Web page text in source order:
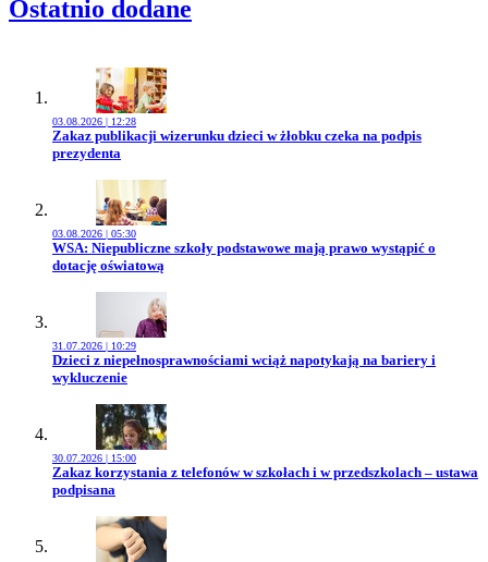
Ostatnio dodane
03.08.2026 | 12:28
Przejdź do artykułu:
Zakaz publikacji wizerunku dzieci w żłobku czeka na podpis
prezydenta
03.08.2026 | 05:30
Przejdź do artykułu:
WSA: Niepubliczne szkoły podstawowe mają prawo wystąpić o
dotację oświatową
31.07.2026 | 10:29
Przejdź do artykułu:
Dzieci z niepełnosprawnościami wciąż napotykają na bariery i
wykluczenie
30.07.2026 | 15:00
Przejdź do artykułu:
Zakaz korzystania z telefonów w szkołach i w przedszkolach – ustawa
podpisana